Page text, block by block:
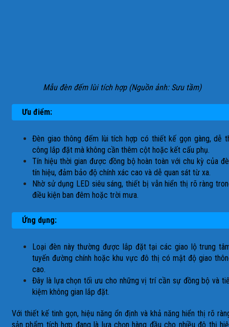
Mẫu đèn đếm lùi tích hợp (Nguồn ảnh: Sưu tầm)
Ưu điểm:
Đèn giao thông đếm lùi tích hợp có thiết kế gọn gàng, dễ
công lắp đặt mà không cần thêm cột hoặc kết cấu phụ.
Tín hiệu thời gian được đồng bộ hoàn toàn với chu kỳ của
tín hiệu, đảm bảo độ chính xác cao và dễ quan sát từ xa.
Nhờ sử dụng LED siêu sáng, thiết bị vẫn hiển thị rõ ràng
điều kiện ban đêm hoặc trời mưa.
Ứng dụng:
Loại đèn này thường được lắp đặt tại các giao lộ trung
tuyến đường chính hoặc khu vực đô thị có mật độ giao
cao.
Đây là lựa chọn tối ưu cho những vị trí cần sự đồng bộ và
kiệm không gian lắp đặt.
Với thiết kế tinh gọn, hiệu năng ổn định và khả năng hiển thị rõ
sản phẩm tích hợp đang là lựa chọn hàng đầu cho nhiều đô thị